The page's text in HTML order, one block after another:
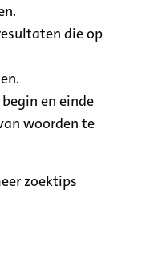
die op
en einde
woorden te
zoektips